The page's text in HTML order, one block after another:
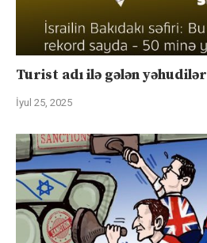
Turist adı ilə gələn yəhudilər
İyul 25, 2025